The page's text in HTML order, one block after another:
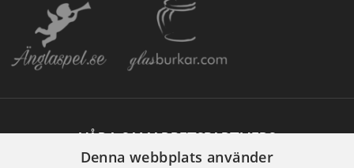
VÅRA SAMARBETSPARTNERS
Denna webbplats använder